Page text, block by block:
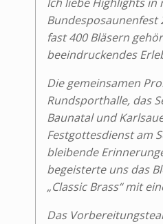
Bundesposaunenfest
fast 400 Bläsern
beeindruckendes
Die gemeinsamen
Rundsporthalle, das
Baunatal und
Festgottesdienst am
bleibende
begeisterte uns das
„Classic Brass“ mit
Das